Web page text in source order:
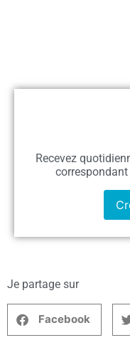
Recevez
correspondant
Je partage sur
Facebook